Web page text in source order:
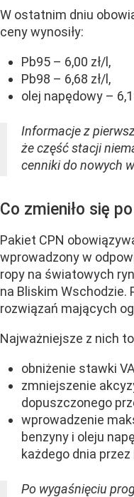
W ostatnim dniu
ceny wynosiły:
Pb95 – 6,00 zł/l,
Pb98 – 6,68 zł/l,
olej napędowy –
Informacje z
że część stacji
cenniki do nowych
Co zmieniło się
Pakiet CPN
wprowadzony w
ropy na światowych
na Bliskim Wschodzie.
rozwiązań mających
Najważniejsze z nich
obniżenie stawki
zmniejszenie
dopuszczonego
wprowadzenie
benzyny i oleju
każdego dnia
Po wygaśnięciu